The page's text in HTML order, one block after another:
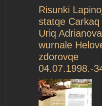
Risunki
statqe Carkaq
Uriq
wurnale
zdorovqe
04.07.1998.-